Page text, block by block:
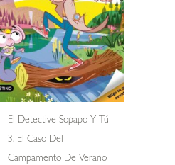
El Detective Sopapo Y Tú
3. El Caso Del
Campamento De Verano